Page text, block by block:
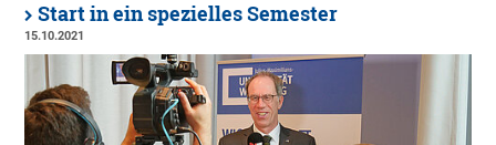
Start in ein spezielles Semester
15.10.2021